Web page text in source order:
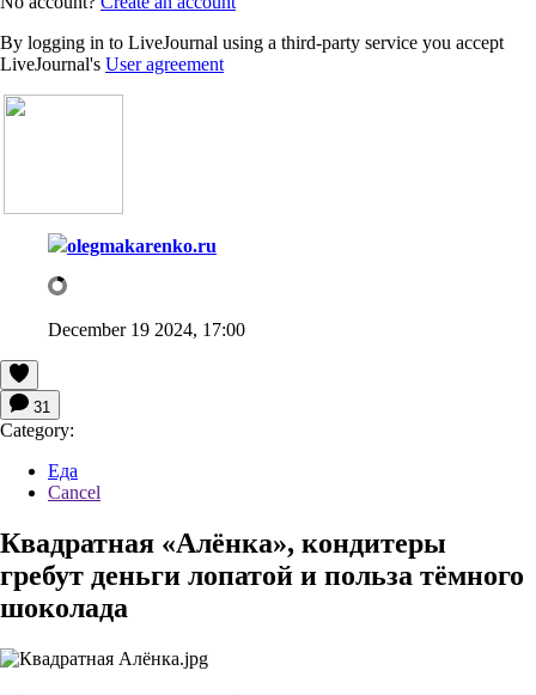
By logging in to LiveJournal using a third-party service you accept
LiveJournal's User agreement
olegmakarenko.ru
December 19 2024, 17:00
31
Category:
Еда
Cancel
Квадратная «Алёнка», кондитеры
гребут деньги лопатой и польза тёмного
шоколада